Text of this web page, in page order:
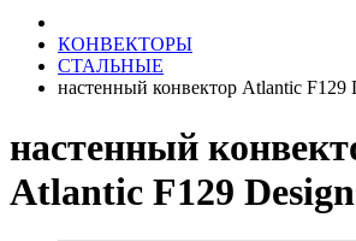
КОНВЕКТОРЫ
СТАЛЬНЫЕ
настенный конвектор Atlantic F129
настенный
Atlantic F129